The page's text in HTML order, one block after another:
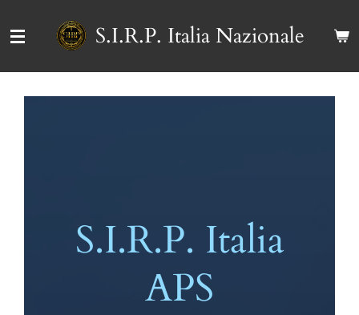
al
contenuto
S.I.R.P. Italia Nazionale
S.I.R.P. Italia
APS